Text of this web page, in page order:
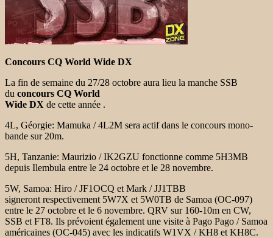
Concours CQ World Wide DX
La fin de semaine du 27/28 octobre aura lieu la manche SSB
du concours CQ World
Wide DX de cette année .
4L, Géorgie: Mamuka / 4L2M sera actif dans le concours mono-
bande sur 20m.
5H, Tanzanie: Maurizio / IK2GZU fonctionne comme 5H3MB
depuis Ilembula entre le 24 octobre et le 28 novembre.
5W, Samoa: Hiro / JF1OCQ et Mark / JJ1TBB
signeront respectivement 5W7X et 5W0TB de Samoa (OC-097)
entre le 27 octobre et le 6 novembre. QRV sur 160-10m en CW,
SSB et FT8. Ils prévoient également une visite à Pago Pago / Samoa
américaines (OC-045) avec les indicatifs W1VX / KH8 et KH8C.